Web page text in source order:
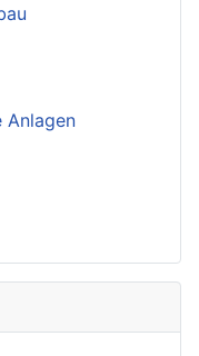
Anlagen